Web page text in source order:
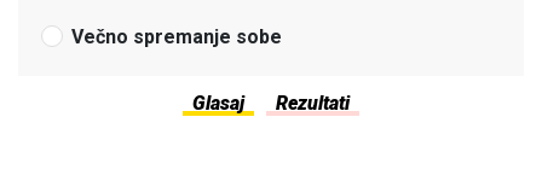
Večno spremanje sobe